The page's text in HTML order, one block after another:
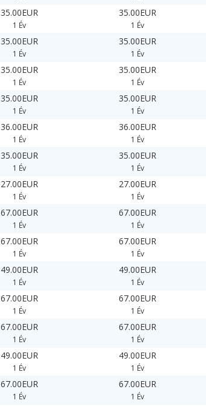
35.00EUR
1 Év
35.00EUR
1 Év
35.00EUR
1 Év
35.00EUR
1 Év
35.00EUR
1 Év
35.00EUR
1 Év
35.00EUR
1 Év
35.00EUR
1 Év
36.00EUR
1 Év
36.00EUR
1 Év
35.00EUR
1 Év
35.00EUR
1 Év
27.00EUR
1 Év
27.00EUR
1 Év
67.00EUR
1 Év
67.00EUR
1 Év
67.00EUR
1 Év
67.00EUR
1 Év
49.00EUR
1 Év
49.00EUR
1 Év
67.00EUR
1 Év
67.00EUR
1 Év
67.00EUR
1 Év
67.00EUR
1 Év
49.00EUR
1 Év
49.00EUR
1 Év
67.00EUR
1 Év
67.00EUR
1 Év